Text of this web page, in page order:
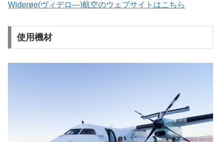
Widerøe(ヴィデロ―)航空のウェブサイトはこちら
使用機材